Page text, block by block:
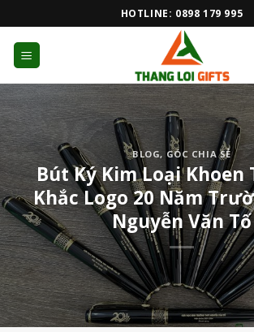
to
content
HOTLINE: 0898 179 995
BLOG, GÓC CHIA SẺ
Bút Ký Kim Loại Khoen
Khắc Logo 20 Năm
Nguyễn Văn Tố